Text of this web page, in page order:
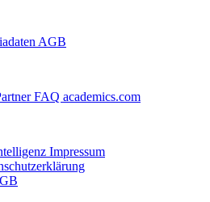
AGB
FAQ academics.com
Impressum